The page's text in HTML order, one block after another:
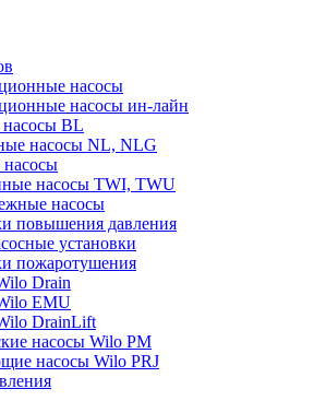
насосы
насосы ин-лайн
BL
насосы NL, NLG
насосы TWI, TWU
насосы
повышения давления
установки
пожаротушения
Drain
EMU
DrainLift
насосы Wilo PM
насосы Wilo PRJ